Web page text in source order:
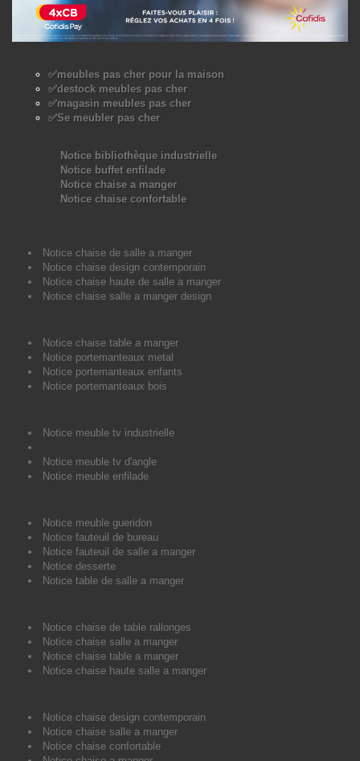
✅Se meubler pas cher
✅magasin meubles pas cher
✅destock meubles pas cher
✅meubles pas cher pour la maison
Notice bibliothèque industrielle
Notice buffet enfilade
Notice chaise a manger
Notice chaise confortable
Notice chaise de salle a manger
Notice chaise design contemporain
Notice chaise haute de salle a manger
Notice chaise salle a manger design
Notice chaise table a manger
Notice portemanteaux metal
Notice portemanteaux enfants
Notice portemanteaux bois
Notice meuble tv industrielle
Notice meuble tv d'angle
Notice meuble enfilade
Notice meuble gueridon
Notice fauteuil de bureau
Notice fauteuil de salle a manger
Notice desserte
Notice table de salle a manger
Notice chaise de table rallonges
Notice chaise salle a manger
Notice chaise table a manger
Notice chaise haute salle a manger
Notice chaise design contemporain
Notice chaise salle a manger
Notice chaise confortable